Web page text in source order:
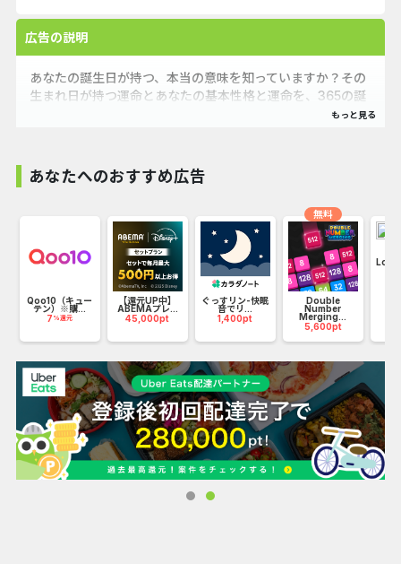
広告の説明
あなたの誕生日が持つ、本当の意味を知っていますか？その
生まれ日が持つ運命とあなたの基本性格と運命を、365の誕
生日から細密に占断。さらに、誕生日から相性や運命の人の
あなたへのおすすめ広告
Qoo10（キュー
テン）※購...
7 %還元
【還元UP中】
ABEMAプレ...
45,000pt
ぐっすリン-快眠
音でリ...
1,400pt
Double
Number
Merging...
5,600pt
無料